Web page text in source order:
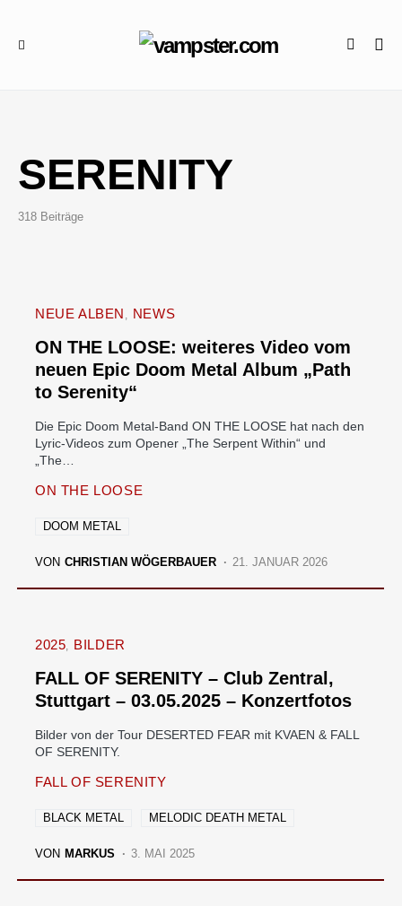
SERENITY
318 Beiträge
NEUE ALBEN NEWS
ON THE LOOSE: weiteres Video vom
neuen Epic Doom Metal Album „Path
to Serenity“
Die Epic Doom Metal-Band ON THE LOOSE hat nach den
Lyric-Videos zum Opener „The Serpent Within“ und
„The…
ON THE LOOSE
DOOM METAL
VON CHRISTIAN WÖGERBAUER 21. JANUAR 2026
2025 BILDER
FALL OF SERENITY – Club Zentral,
Stuttgart – 03.05.2025 – Konzertfotos
Bilder von der Tour DESERTED FEAR mit KVAEN & FALL
OF SERENITY.
FALL OF SERENITY
BLACK METAL MELODIC DEATH METAL
VON MARKUS 3. MAI 2025